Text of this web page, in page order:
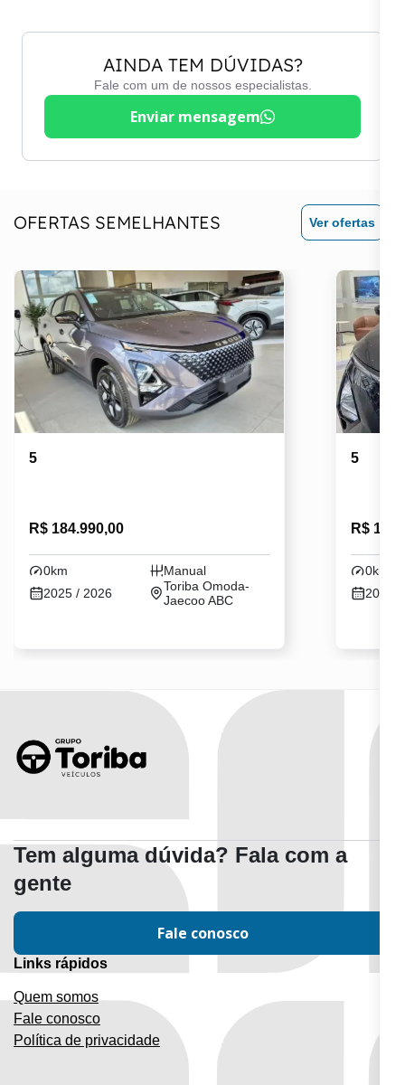
AINDA TEM DÚVIDAS?
Fale com um de nossos especialistas.
Enviar mensagem
OFERTAS SEMELHANTES Ver ofertas
5
R$ 184.990,00
0km
Manual
2025 / 2026
Toriba Omoda-
Jaecoo ABC
5
R$
0km
2026 /
Tem alguma dúvida? Fala com a
gente
Fale conosco
Links rápidos
Quem somos
Fale conosco
Política de privacidade